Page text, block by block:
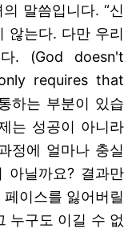
말씀입니다. “신
않는다. 다만 우리
. (God doesn't
requires that
하는 부분이 있습
는 성공이 아니라
정에 얼마나 충실
아닐까요? 결과만
이스를 잃어버릴
누구도 이길 수 없